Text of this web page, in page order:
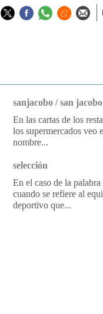
TwitterFacebook
Whatsapp
sanjacobo / san jacobo
En las cartas de los
los supermercados veo
nombre...
selección
En el caso de la palabra
cuando se refiere al
deportivo que...